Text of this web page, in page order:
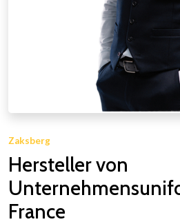
Zaksberg
Hersteller von
France